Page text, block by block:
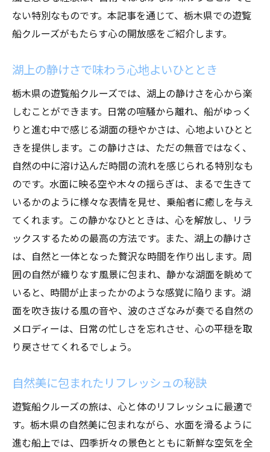
ない特別なものです。本記事を通じて、栃木県での遊覧
船クルーズがもたらす心の開放感をご紹介します。
湖上の静けさで味わう心地よいひととき
栃木県の遊覧船クルーズでは、湖上の静けさを心から楽
しむことができます。日常の喧騒から離れ、船がゆっく
りと進む中で感じる湖面の穏やかさは、心地よいひとと
きを提供します。この静けさは、ただの無音ではなく、
自然の中に溶け込んだ時間の流れを感じられる特別なも
のです。水面に映る空や木々の揺らぎは、まるで生きて
いるかのように様々な表情を見せ、乗船者に癒しを与え
てくれます。この静かなひとときは、心を解放し、リラ
ックスするための最高の方法です。また、湖上の静けさ
は、自然と一体となった贅沢な時間を作り出します。周
囲の自然が織りなす風景に包まれ、静かな湖面を眺めて
いると、時間が止まったかのような感覚に陥ります。湖
面を吹き抜ける風の音や、波のさざなみが奏でる自然の
メロディーは、日常の忙しさを忘れさせ、心の平穏を取
り戻させてくれるでしょう。
自然美に包まれたリフレッシュの秘訣
遊覧船クルーズの旅は、心と体のリフレッシュに最適で
す。栃木県の自然美に包まれながら、水面を滑るように
進む船上では、四季折々の景色とともに新鮮な空気を全